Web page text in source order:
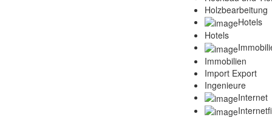
Holzbearbeitung
Hotels
Hotels
Immobilien
Import Export
Ingenieure
Internet